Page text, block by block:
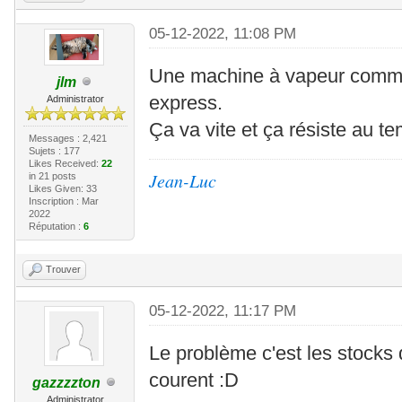
jlm
Administrator
Messages : 2,421
Sujets : 177
Likes Received: 22
in 21 posts
Likes Given: 33
Inscription : Mar
2022
Réputation : 6
05-12-2022, 11:08 PM
Une machine à vapeur
express.
Ça va vite et ça résiste au
Jean-Luc
Trouver
gazzzzton
Administrator
05-12-2022, 11:17 PM
Le problème c'est les
courent :D